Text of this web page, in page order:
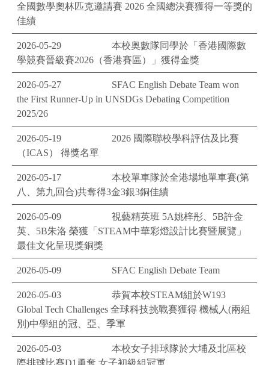
全國數學奧林匹克邀請賽 2026 全國總決賽獲得一等獎的
佳績
2026-05-29
本校奥數隊同學於「香港國際數
學競賽晉級賽2026（香港賽區）」獲得金獎
2026-05-27
SFAC English Debate Team won
the First Runner-Up in UNSDGs Debating Competition
2025/26
2026-05-19
2026 國際聯校學科評估及比賽
（ICAS） 得獎名單
2026-05-17
本校單車隊於全港場地單車賽(第
八、第九回合)共奪得3金3銀3銅佳績
2026-05-09
視藝精英班 5A姚梓彤、5B許金
英、5B朱洛 榮獲「STEAM中華彩燈設計比賽暨展覽」
最佳文化呈現獎銅獎
2026-05-09 SFAC English Debate Team
2026-05-03
恭賀本校STEAM組於W193
Global Tech Challenges ​全球科技挑戰賽獲得 機械人(兩組
別)中學組的冠、亞、季軍
2026-05-03
本校女子排球隊於大埔及北區校
際排球比賽D1勇奪 女子初級組冠軍